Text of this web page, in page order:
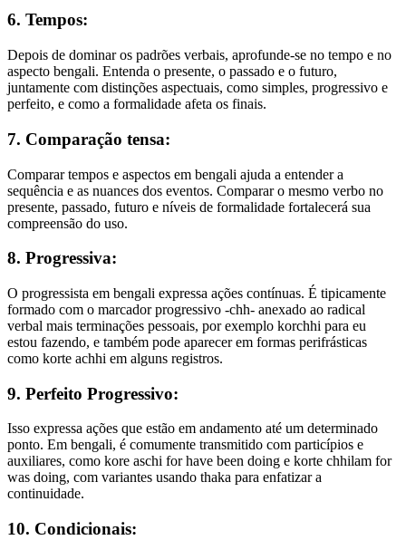
6. Tempos:
Depois de dominar os padrões verbais, aprofunde-se no tempo e no
aspecto bengali. Entenda o presente, o passado e o futuro,
juntamente com distinções aspectuais, como simples, progressivo e
perfeito, e como a formalidade afeta os finais.
7. Comparação tensa:
Comparar tempos e aspectos em bengali ajuda a entender a
sequência e as nuances dos eventos. Comparar o mesmo verbo no
presente, passado, futuro e níveis de formalidade fortalecerá sua
compreensão do uso.
8. Progressiva:
O progressista em bengali expressa ações contínuas. É tipicamente
formado com o marcador progressivo -chh- anexado ao radical
verbal mais terminações pessoais, por exemplo korchhi para eu
estou fazendo, e também pode aparecer em formas perifrásticas
como korte achhi em alguns registros.
9. Perfeito Progressivo:
Isso expressa ações que estão em andamento até um determinado
ponto. Em bengali, é comumente transmitido com particípios e
auxiliares, como kore aschi for have been doing e korte chhilam for
was doing, com variantes usando thaka para enfatizar a
continuidade.
10. Condicionais: